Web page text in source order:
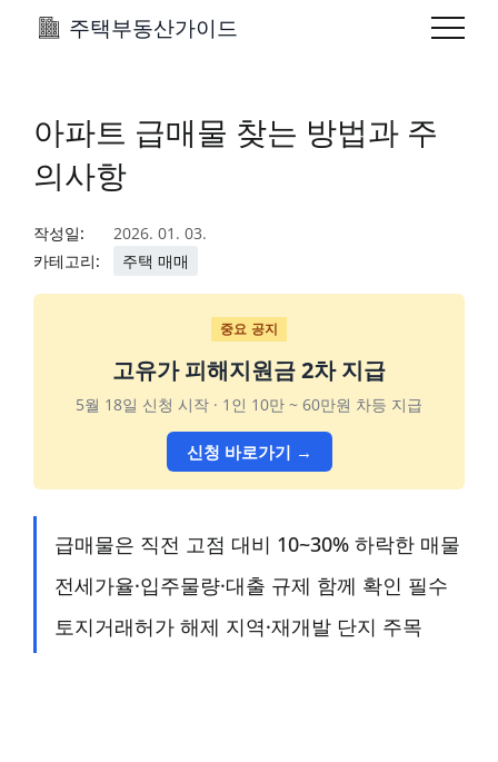
주택부동산가이드
아파트 급매물 찾는 방법과 주
의사항
작성일:
2026. 01. 03.
카테고리:
주택 매매
중요 공지
고유가 피해지원금 2차 지급
5월 18일 신청 시작 · 1인 10만 ~ 60만원 차등 지급
신청 바로가기 →
급매물은 직전 고점 대비 10~30% 하락한 매물
전세가율·입주물량·대출 규제 함께 확인 필수
토지거래허가 해제 지역·재개발 단지 주목